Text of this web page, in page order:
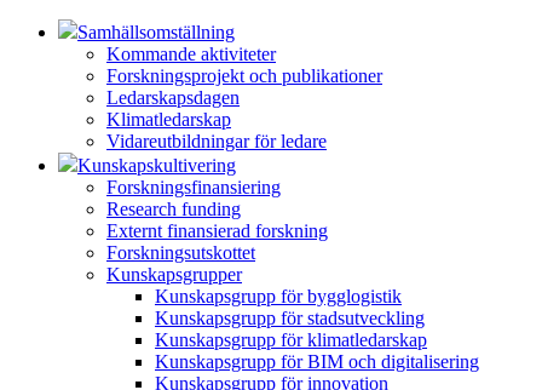
Samhällsomställning
Kommande aktiviteter
Forskningsprojekt och publikationer
Ledarskapsdagen
Klimatledarskap
Vidareutbildningar för ledare
Kunskapskultivering
Forskningsfinansiering
Research funding
Externt finansierad forskning
Forskningsutskottet
Kunskapsgrupper
Kunskapsgrupp för bygglogistik
Kunskapsgrupp för stadsutveckling
Kunskapsgrupp för klimatledarskap
Kunskapsgrupp för BIM och digitalisering
Kunskapsgrupp för innovation